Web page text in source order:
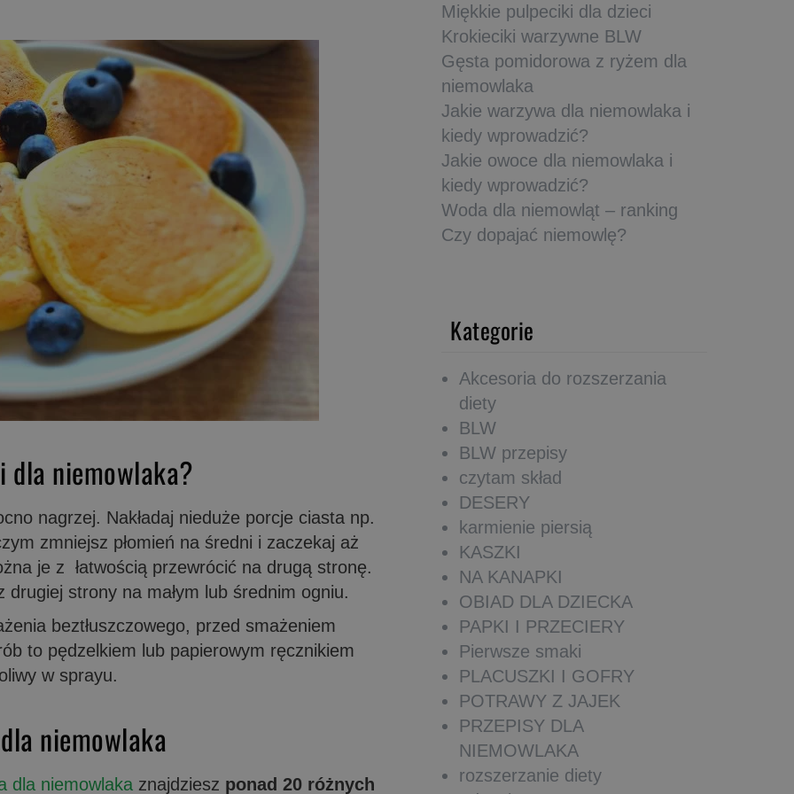
dla niemowlaka?
nagrzej. Nakładaj nieduże porcje ciasta np.
zmniejsz płomień na średni i zaczekaj aż
je z łatwością przewrócić na drugą stronę.
strony na małym lub średnim ogniu.
beztłuszczowego, przed smażeniem
to pędzelkiem lub papierowym ręcznikiem
w sprayu.
niemowlaka
dla niemowlaka znajdziesz ponad 20 różnych
Miękkie pulpeciki dla dzieci
Krokieciki warzywne BLW
Gęsta pomidorowa z ryżem dla
niemowlaka
Jakie warzywa dla niemowlaka i
kiedy wprowadzić?
Jakie owoce dla niemowlaka i
kiedy wprowadzić?
Woda dla niemowląt – ranking
Czy dopajać niemowlę?
Kategorie
Akcesoria do rozszerzania
diety
BLW
BLW przepisy
czytam skład
DESERY
karmienie piersią
KASZKI
NA KANAPKI
OBIAD DLA DZIECKA
PAPKI I PRZECIERY
Pierwsze smaki
PLACUSZKI I GOFRY
POTRAWY Z JAJEK
PRZEPISY DLA
NIEMOWLAKA
rozszerzanie diety